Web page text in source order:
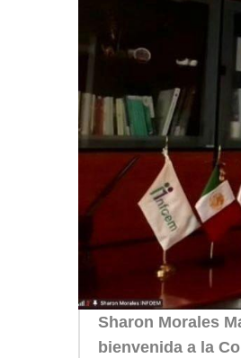
Sharon Morales
bienvenida a la